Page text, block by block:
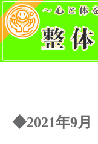
◆2021年9